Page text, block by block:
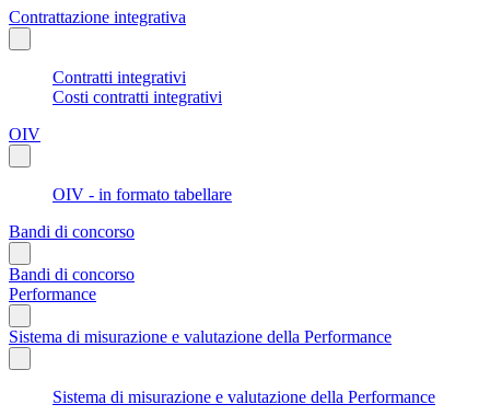
Contrattazione integrativa
Contratti integrativi
Costi contratti integrativi
OIV
OIV - in formato tabellare
Bandi di concorso
Bandi di concorso
Performance
Sistema di misurazione e valutazione della Performance
Sistema di misurazione e valutazione della Performance